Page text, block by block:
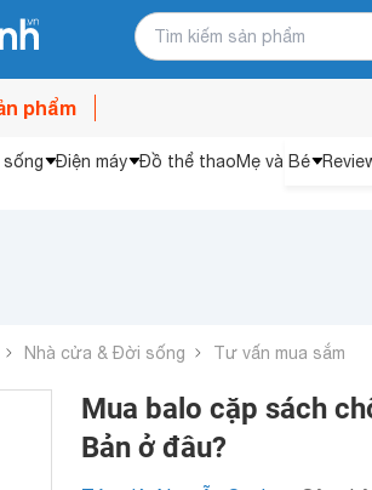
phẩm
Điện máy Đồ thể thaoMẹ và Bé
Nhà cửa & Đời sống Tư vấn mua sắm
Mua balo cặp sách
Bản ở đâu?